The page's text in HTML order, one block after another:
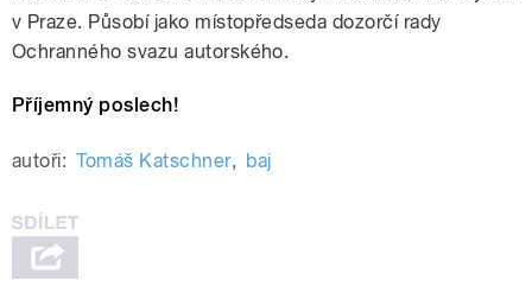
v Praze. Působí jako místopředseda dozorčí rady
Ochranného svazu autorského.
Příjemný poslech!
autoři: Tomáš Katschner, baj